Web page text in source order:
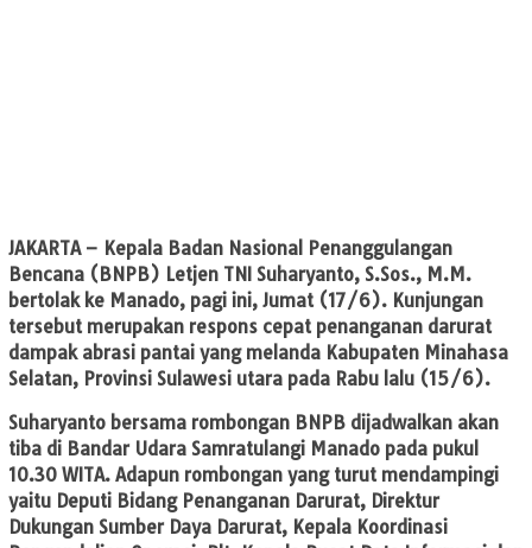
JAKARTA– Kepala Badan Nasional Penanggulangan
Bencana (BNPB) Letjen TNI Suharyanto, S.Sos., M.M.
bertolak ke Manado, pagi ini, Jumat (17/6). Kunjungan
tersebut merupakan respons cepat penanganan darurat
dampak abrasi pantai yang melanda Kabupaten Minahasa
Selatan, Provinsi Sulawesi utara pada Rabu lalu (15/6).
Suharyanto bersama rombongan BNPB dijadwalkan akan
tiba di Bandar Udara Samratulangi Manado pada pukul
10.30 WITA. Adapun rombongan yang turut mendampingi
yaitu Deputi Bidang Penanganan Darurat, Direktur
Dukungan Sumber Daya Darurat, Kepala Koordinasi